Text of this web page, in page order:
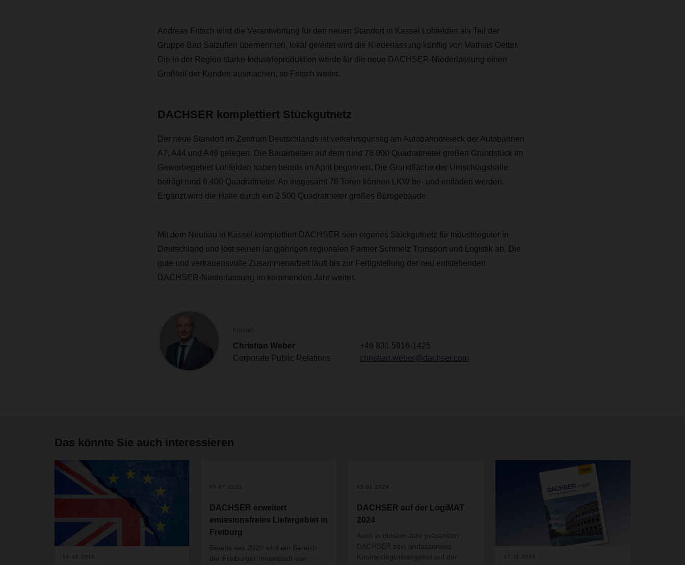
Andreas Fritsch wird die Verantwortung für den neuen Standort in Kassel Lohfelden als Teil der
Gruppe Bad Salzuflen übernehmen, lokal geleitet wird die Niederlassung künftig von Mathias Oetter.
Die in der Region starke Industrieproduktion werde für die neue DACHSER-Niederlassung einen
Großteil der Kunden ausmachen, so Fritsch weiter.
DACHSER komplettiert Stückgutnetz
Der neue Standort im Zentrum Deutschlands ist verkehrsgünstig am Autobahndreieck der Autobahnen
A7, A44 und A49 gelegen. Die Bauarbeiten auf dem rund 78.000 Quadratmeter großen Grundstück im
Gewerbegebiet Lohfelden haben bereits im April begonnen. Die Grundfläche der Umschlagshalle
beträgt rund 6.400 Quadratmeter. An insgesamt 78 Toren können LKW be- und entladen werden.
Ergänzt wird die Halle durch ein 2.500 Quadratmeter großes Bürogebäude.
Mit dem Neubau in Kassel komplettiert DACHSER sein eigenes Stückgutnetz für Industriegüter in
Deutschland und löst seinen langjährigen regionalen Partner Schmelz Transport und Logistik ab. Die
gute und vertrauensvolle Zusammenarbeit läuft bis zur Fertigstellung der neu entstehenden
DACHSER-Niederlassung im kommenden Jahr weiter.
Kontakt
Christian Weber
Corporate Public Relations
+49 831 5916-1425
christian.weber@dachser.com
Das könnte Sie auch interessieren
16.10.2019
05.07.2023
DACHSER erweitert
emissionsfreies Liefergebiet in
Freiburg
Bereits seit 2020 wird ein Bereich
der Freiburger Innenstadt von
25.01.2024
DACHSER auf der LogiMAT
2024
Auch in diesem Jahr präsentiert
DACHSER sein umfassendes
Kontraktlogistikangebot auf der
27.11.2024